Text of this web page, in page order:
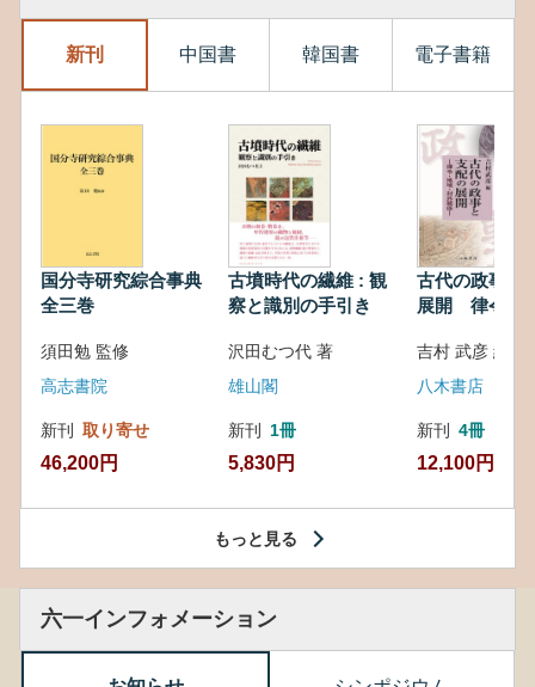
新刊 中国書 韓国書 電子書籍
国分寺研究綜合事典
全三巻
須田勉 監修
高志書院
新刊 取り寄せ
46,200円
古墳時代の繊維 : 観
察と識別の手引き
沢田むつ代 著
雄山閣
新刊 1冊
5,830円
古代の政事と
展開 律令・
吉村 武彦 編集
八木書店
新刊 4冊
12,100円
もっと見る
六一インフォメーション